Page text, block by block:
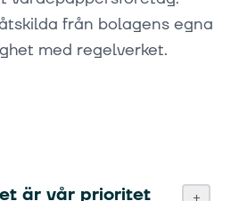
från bolagens egna
med regelverket.
är vår prioritet